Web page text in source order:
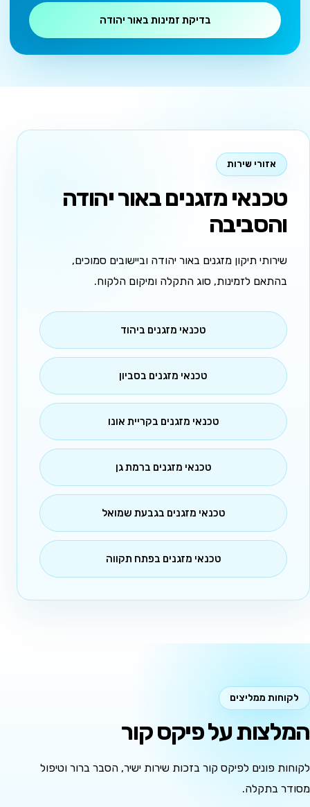
בדיקת זמינות באור יהודה
אזורי שירות
טכנאי מזגנים באור יהודה
והסביבה
שירותי תיקון מזגנים באור יהודה וביישובים סמוכים,
בהתאם לזמינות, סוג התקלה ומיקום הלקוח.
טכנאי מזגנים ביהוד
טכנאי מזגנים בסביון
טכנאי מזגנים בקריית אונו
טכנאי מזגנים ברמת גן
טכנאי מזגנים בגבעת שמואל
טכנאי מזגנים בפתח תקווה
לקוחות ממליצים
המלצות על פיקס קור
לקוחות פונים לפיקס קור בזכות שירות ישיר, הסבר ברור וטיפול
מסודר בתקלה.